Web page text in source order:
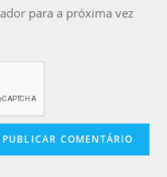
para a próxima vez